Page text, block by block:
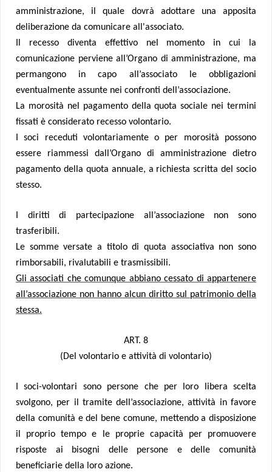
amministrazione, il quale dovrà adottare una apposita
deliberazione da comunicare all'associato.
Il recesso diventa effettivo nel momento in cui la
comunicazione perviene all’Organo di amministrazione, ma
permangono in capo all’associato le obbligazioni
eventualmente assunte nei confronti dell’associazione.
La morosità nel pagamento della quota sociale nei termini
fissati è considerato recesso volontario.
I soci receduti volontariamente o per morosità possono
essere riammessi dall’Organo di amministrazione dietro
pagamento della quota annuale, a richiesta scritta del socio
stesso.
I diritti di partecipazione all’associazione non sono
trasferibili.
Le somme versate a titolo di quota associativa non sono
rimborsabili, rivalutabili e trasmissibili.
Gli associati che comunque abbiano cessato di appartenere
all’associazione non hanno alcun diritto sul patrimonio della
stessa.
ART. 8
(Del volontario e attività di volontario)
I soci-volontari sono persone che per loro libera scelta
svolgono, per il tramite dell’associazione, attività in favore
della comunità e del bene comune, mettendo a disposizione
il proprio tempo e le proprie capacità per promuovere
risposte ai bisogni delle persone e delle comunità
beneficiarie della loro azione.